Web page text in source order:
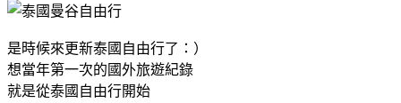
是時候來更新泰國自由行了：）
想當年第一次的國外旅遊紀錄
就是從泰國自由行開始